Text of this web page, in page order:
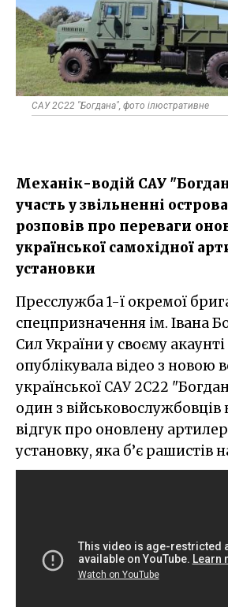
САУ 2С22 "Богдана", фото ілюстративне
Механік-водій САУ
участь у звільненні
розповів про переваги
української самохідної
установки
Пресслужба 1-ї окремої бригади
спецпризначення ім. Івана
Сил України у своєму
опублікувала відео з новою
української САУ 2С22
один з військовослужбовців
відгук про оновлену
установку, яка б’є рашистів